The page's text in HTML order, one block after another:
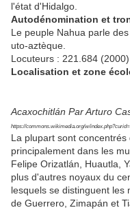
l'état d'Hidalgo.
Autodénomination et
Le peuple Nahua parle
uto-aztèque.
Locuteurs : 221.684 (2000)
Localisation et zone
Acaxochitlán Par Arturo
https://commons.wikimedia.org/w/
La plupart sont concentrés
principalement dans les
Felipe Orizatlán, Huautla,
plus d'autres noyaux du
lesquels se distinguent les
de Guerrero, Zimapán et